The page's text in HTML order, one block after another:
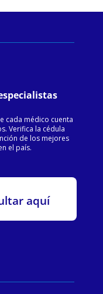
cada médico cuenta
Verifica la cédula
de los mejores
el país.
aquí